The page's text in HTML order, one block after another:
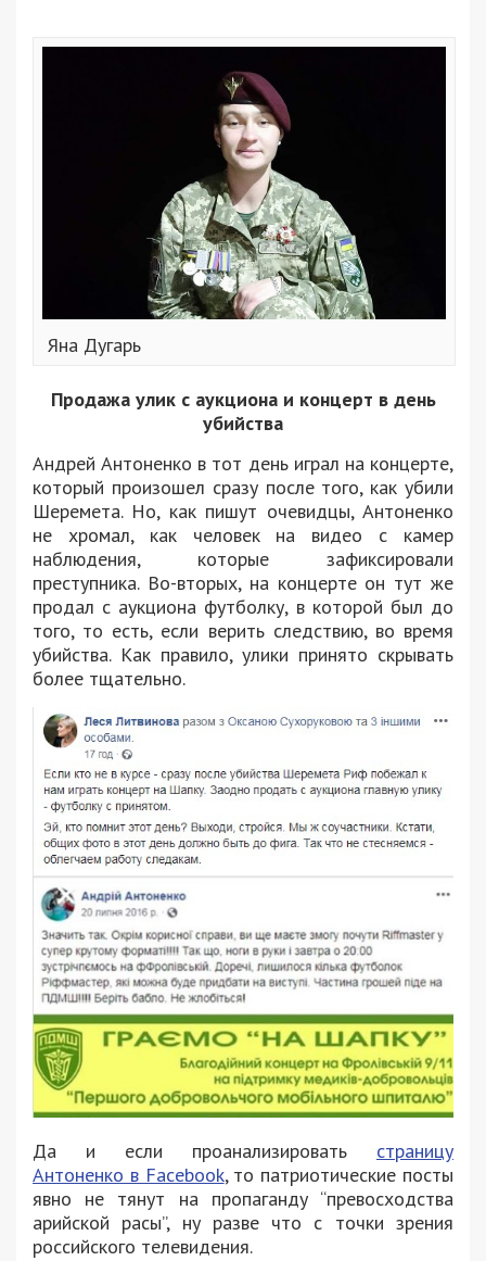
Яна Дугарь
Продажа улик с аукциона и концерт в день
убийства
Андрей Антоненко в тот день играл на концерте,
который произошел сразу после того, как убили
Шеремета. Но, как пишут очевидцы, Антоненко
не хромал, как человек на видео с камер
наблюдения, которые зафиксировали
преступника. Во-вторых, на концерте он тут же
продал с аукциона футболку, в которой был до
того, то есть, если верить следствию, во время
убийства. Как правило, улики принято скрывать
более тщательно.
Да и если проанализировать страницу
Антоненко в Facebook, то патриотические посты
явно не тянут на пропаганду “превосходства
арийской расы”, ну разве что с точки зрения
российского телевидения.